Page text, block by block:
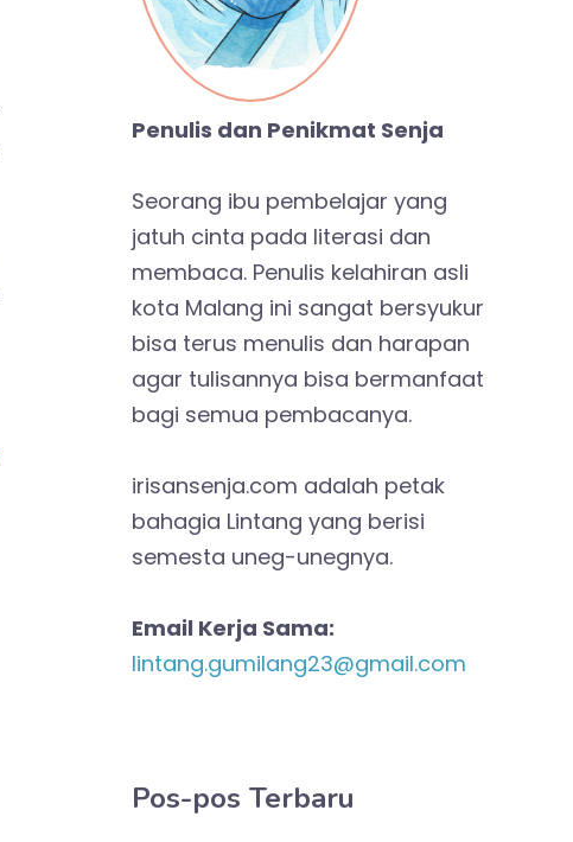
Penulis dan Penikmat Senja
Seorang ibu pembelajar yang
jatuh cinta pada literasi dan
membaca. Penulis kelahiran asli
kota Malang ini sangat bersyukur
bisa terus menulis dan harapan
agar tulisannya bisa bermanfaat
bagi semua pembacanya.
irisansenja.com adalah petak
bahagia Lintang yang berisi
semesta uneg-unegnya.
Email Kerja Sama:
lintang.gumilang23@gmail.com
Pos-pos Terbaru